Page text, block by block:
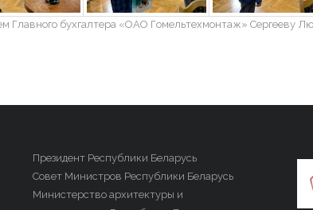
Главного бухгалтера «ОАО Гомельтехмонтаж» Сергееву
Президент Республики Беларусь
Совет Министров Республики Беларусь
Министерство архитектуры и